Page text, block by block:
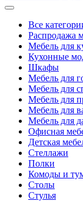
Все
Распродажа
Мебель для
Кухонные
Шкафы
Мебель для
Мебель для
Мебель для
Мебель для
Мебель для
Офисная
Детская
Стеллажи
Полки
Комоды и
Столы
Стулья